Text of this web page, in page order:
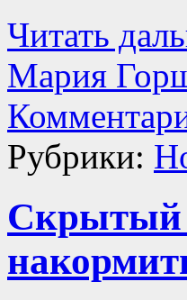
Читать
Мария
Рубрики:
Скрытый